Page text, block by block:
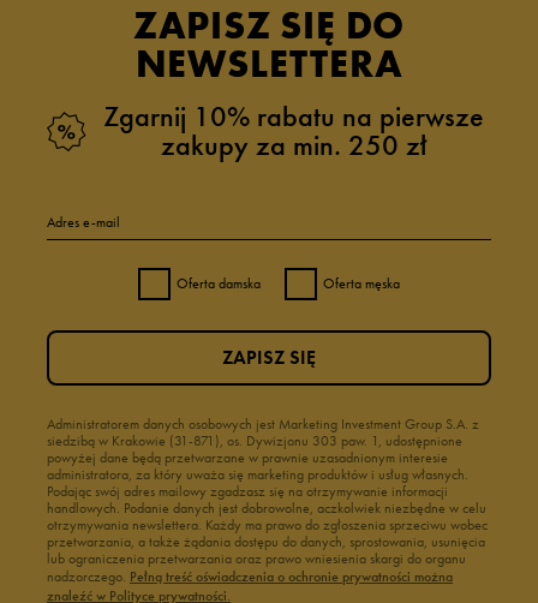
ZAPISZ SIĘ DO
NEWSLETTERA
Zgarnij 10% rabatu na pierwsze
zakupy za min. 250 zł
Adres e-mail
Oferta damska Oferta męska
Administratorem danych osobowych jest Marketing Investment Group S.A. z
siedzibą w Krakowie (31-871), os. Dywizjonu 303 paw. 1, udostępnione
powyżej dane będą przetwarzane w prawnie uzasadnionym interesie
administratora, za który uważa się marketing produktów i usług własnych.
Podając swój adres mailowy zgadzasz się na otrzymywanie informacji
handlowych. Podanie danych jest dobrowolne, aczkolwiek niezbędne w celu
otrzymywania newslettera. Każdy ma prawo do zgłoszenia sprzeciwu wobec
przetwarzania, a także żądania dostępu do danych, sprostowania, usunięcia
lub ograniczenia przetwarzania oraz prawo wniesienia skargi do organu
nadzorczego. Pełną treść oświadczenia o ochronie prywatności można
znaleźć w Polityce prywatności.
ZAPISZ SIĘ